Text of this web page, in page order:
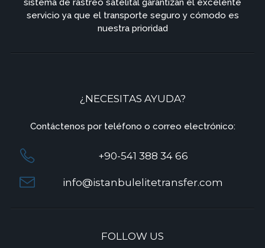
sistema de rastreo satelital garantizan el excelente
servicio ya que el transporte seguro y cómodo es
nuestra prioridad
¿NECESITAS AYUDA?
Contáctenos por teléfono o correo electrónico:
+90-541 388 34 66
info@istanbulelitetransfer.com
FOLLOW US